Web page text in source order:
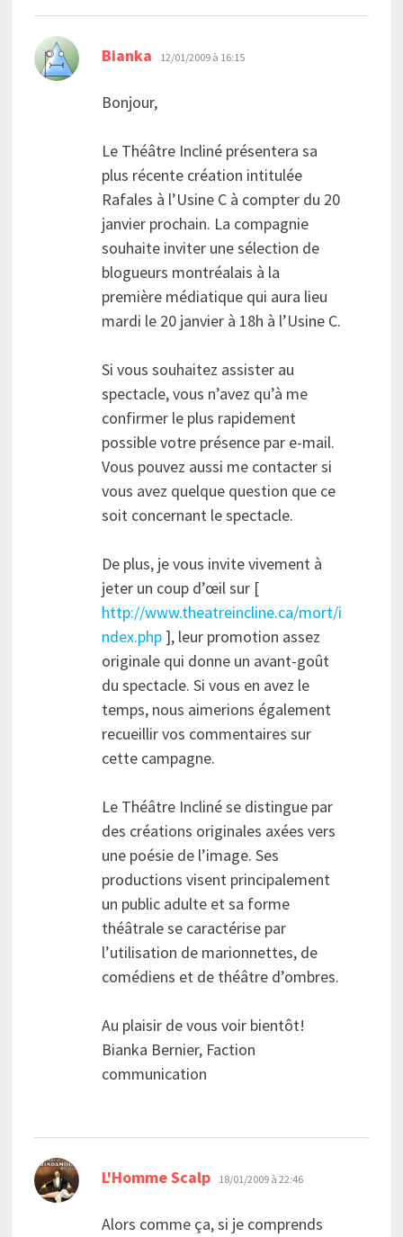
Bianka dit :
12/01/2009 à 16:15
Bonjour,
Le Théâtre Incliné présentera sa
plus récente création intitulée
Rafales à l’Usine C à compter du 20
janvier prochain. La compagnie
souhaite inviter une sélection de
blogueurs montréalais à la
première médiatique qui aura lieu
mardi le 20 janvier à 18h à l’Usine C.
Si vous souhaitez assister au
spectacle, vous n’avez qu’à me
confirmer le plus rapidement
possible votre présence par e-mail.
Vous pouvez aussi me contacter si
vous avez quelque question que ce
soit concernant le spectacle.
De plus, je vous invite vivement à
jeter un coup d’œil sur [
http://www.theatreincline.ca/mort/i
ndex.php], leur promotion assez
originale qui donne un avant-goût
du spectacle. Si vous en avez le
temps, nous aimerions également
recueillir vos commentaires sur
cette campagne.
Le Théâtre Incliné se distingue par
des créations originales axées vers
une poésie de l’image. Ses
productions visent principalement
un public adulte et sa forme
théâtrale se caractérise par
l’utilisation de marionnettes, de
comédiens et de théâtre d’ombres.
Au plaisir de vous voir bientôt!
Bianka Bernier, Faction
communication
L'Homme Scalp dit :
18/01/2009 à 22:46
Alors comme ça, si je comprends